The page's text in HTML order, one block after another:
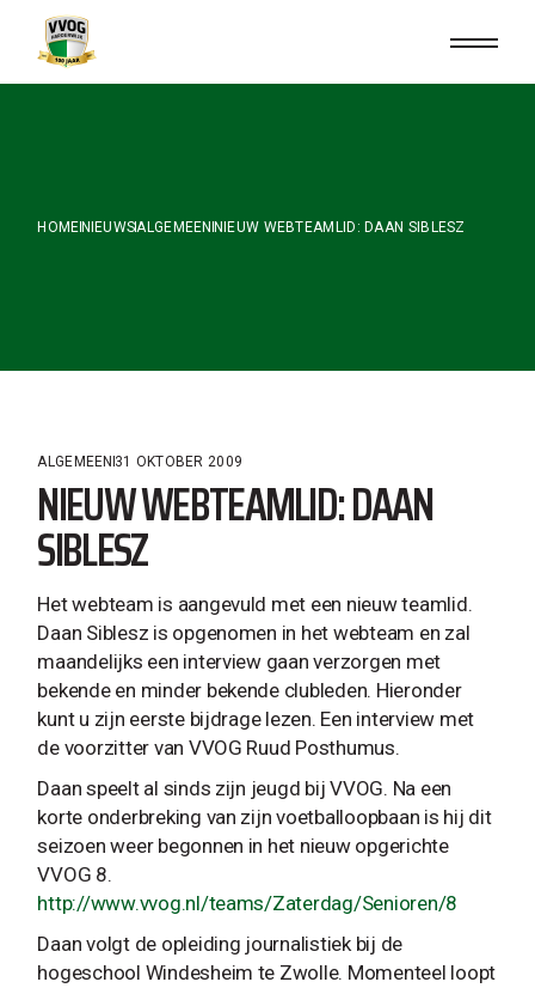
content
HOME NIEUWSALGEMEEN NIEUW WEBTEAMLID: DAAN SIBLESZ
ALGEMEEN 31 OKTOBER 2009
NIEUW WEBTEAMLID: DAAN
SIBLESZ
Het webteam is aangevuld met een nieuw teamlid.
Daan Siblesz is opgenomen in het webteam en zal
maandelijks een interview gaan verzorgen met
bekende en minder bekende clubleden. Hieronder
kunt u zijn eerste bijdrage lezen. Een interview met
de voorzitter van VVOG Ruud Posthumus.
Daan speelt al sinds zijn jeugd bij VVOG. Na een
korte onderbreking van zijn voetballoopbaan is hij dit
seizoen weer begonnen in het nieuw opgerichte
VVOG 8.
http://www.vvog.nl/teams/Zaterdag/Senioren/8
Daan volgt de opleiding journalistiek bij de
hogeschool Windesheim te Zwolle. Momenteel loopt